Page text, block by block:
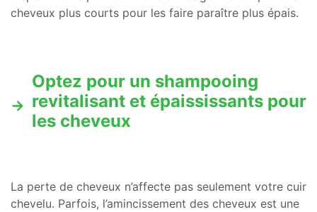
cheveux plus courts pour les faire paraître plus épais.
Optez pour un shampooing
revitalisant et épaississants pour
les cheveux
La perte de cheveux n’affecte pas seulement votre cuir
chevelu. Parfois, l’amincissement des cheveux est une